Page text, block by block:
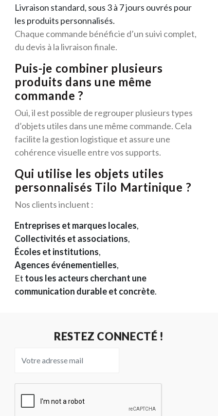
Livraison standard, sous 3 à 7 jours ouvrés pour
les produits personnalisés.
Chaque commande bénéficie d’un suivi complet,
du devis à la livraison finale.
Puis-je combiner plusieurs
produits dans une même
commande ?
Oui, il est possible de regrouper plusieurs types
d’objets utiles dans une même commande. Cela
facilite la gestion logistique et assure une
cohérence visuelle entre vos supports.
Qui utilise les objets utiles
personnalisés Tilo Martinique ?
Nos clients incluent :
Entreprises et marques locales,
Collectivités et associations,
Écoles et institutions,
Agences événementielles,
Et tous les acteurs cherchant une
communication durable et concrète.
RESTEZ CONNECTÉ !